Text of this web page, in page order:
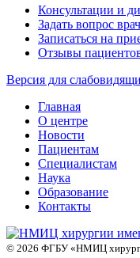
Консультации и
Задать вопрос
Записаться на
Отзывы
Версия для
Главная
О центре
Новости
Пациентам
Специалистам
Наука
Образование
Контакты
© 2026 ФГБУ «НМИЦ